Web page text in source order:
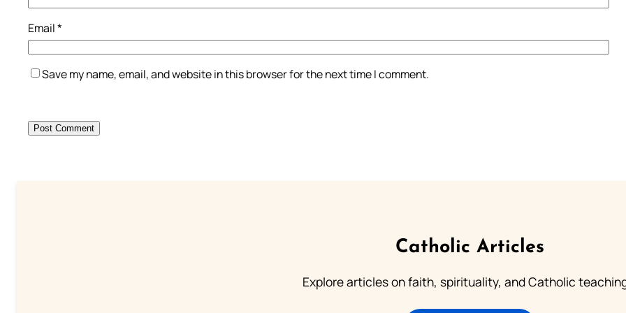
Email*
Save my name, email, and website in this browser for the next time I comment.
Catholic Articles
Explore articles on faith, spirituality, and Catholic